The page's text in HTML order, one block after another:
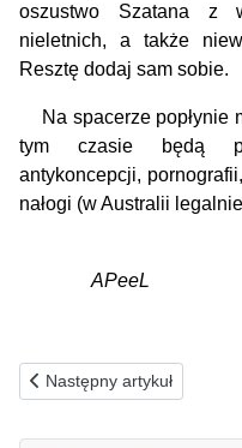
oszustwo Szatana z
nieletnich, a także
Resztę dodaj sam sobie.
Na spacerze popłynie
tym czasie będą
antykoncepcji,
nałogi (w Australii
APeeL
Poprzednia strona:
Następny artykuł